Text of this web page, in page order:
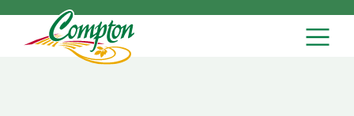
Skip to content MAIN